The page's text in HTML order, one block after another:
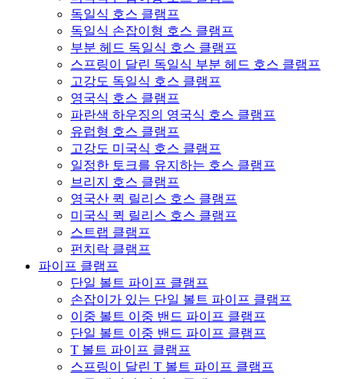
독일식 호스 클램프
독일식 손잡이형 호스 클램프
부분 헤드 독일식 호스 클램프
스프링이 달린 독일식 부분 헤드 호스 클램프
고강도 독일식 호스 클램프
영국식 호스 클램프
파란색 하우징의 영국식 호스 클램프
유럽형 호스 클램프
고강도 미국식 호스 클램프
일정한 토크를 유지하는 호스 클램프
브리지 호스 클램프
영국산 퀵 릴리스 호스 클램프
미국식 퀵 릴리스 호스 클램프
스트랩 클램프
펀치락 클램프
파이프 클램프
단일 볼트 파이프 클램프
손잡이가 있는 단일 볼트 파이프 클램프
이중 볼트 이중 밴드 파이프 클램프
단일 볼트 이중 밴드 파이프 클램프
T 볼트 파이프 클램프
스프링이 달린 T 볼트 파이프 클램프